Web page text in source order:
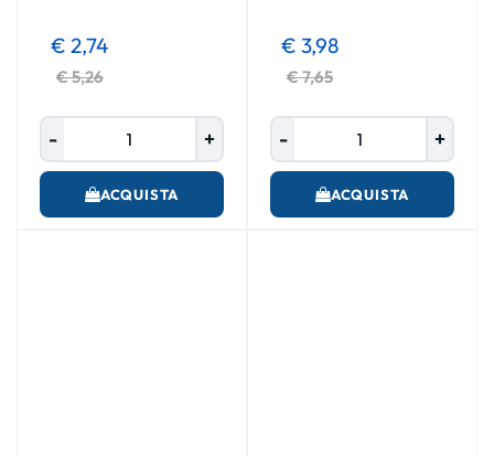
€ 5,26
€ 2,74
ACQUISTA
€ 7,65
€ 3,98
ACQUISTA